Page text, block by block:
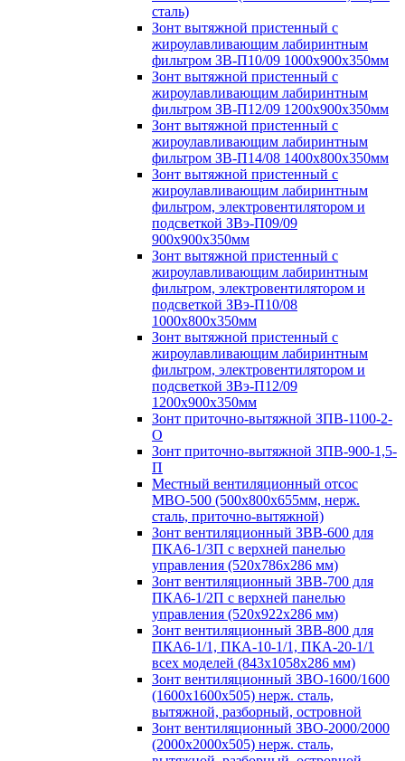
сталь)
Зонт вытяжной пристенный с
жироулавливающим лабиринтным
фильтром ЗВ-П10/09 1000х900х350мм
Зонт вытяжной пристенный с
жироулавливающим лабиринтным
фильтром ЗВ-П12/09 1200х900х350мм
Зонт вытяжной пристенный с
жироулавливающим лабиринтным
фильтром ЗВ-П14/08 1400х800х350мм
Зонт вытяжной пристенный с
жироулавливающим лабиринтным
фильтром, электровентилятором и
подсветкой ЗВэ-П09/09
900х900х350мм
Зонт вытяжной пристенный с
жироулавливающим лабиринтным
фильтром, электровентилятором и
подсветкой ЗВэ-П10/08
1000х800х350мм
Зонт вытяжной пристенный с
жироулавливающим лабиринтным
фильтром, электровентилятором и
подсветкой ЗВэ-П12/09
1200х900х350мм
Зонт приточно-вытяжной ЗПВ-1100-2-
О
Зонт приточно-вытяжной ЗПВ-900-1,5-
П
Местный вентиляционный отсос
МВО-500 (500х800х655мм, нерж.
сталь, приточно-вытяжной)
Зонт вентиляционный ЗВВ-600 для
ПКА6-1/3П с верхней панелью
управления (520х786х286 мм)
Зонт вентиляционный ЗВВ-700 для
ПКА6-1/2П с верхней панелью
управления (520х922х286 мм)
Зонт вентиляционный ЗВВ-800 для
ПКА6-1/1, ПКА-10-1/1, ПКА-20-1/1
всех моделей (843х1058х286 мм)
Зонт вентиляционный ЗВО-1600/1600
(1600х1600х505) нерж. сталь,
вытяжной, разборный, островной
Зонт вентиляционный ЗВО-2000/2000
(2000х2000х505) нерж. сталь,